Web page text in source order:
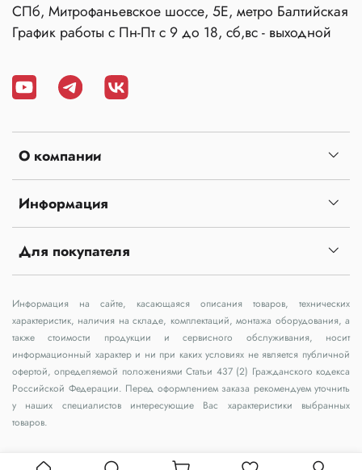
О компании
Информация
Для покупателя
СПб, Митрофаньевское шоссе, 5Е, метро Балтийская
График работы с Пн-Пт с 9 до 18, сб,вс - выходной
Информация на сайте, касающаяся описания товаров, технических
характеристик, наличия на складе, комплектаций, монтажа оборудования, а
также стоимости продукции и сервисного обслуживания, носит
информационный характер и ни при каких условиях не является публичной
офертой, определяемой положениями Статьи 437 (2) Гражданского кодекса
Российской Федерации. Перед оформлением заказа рекомендуем уточнить
у наших специалистов интересующие Вас характеристики выбранных
товаров.